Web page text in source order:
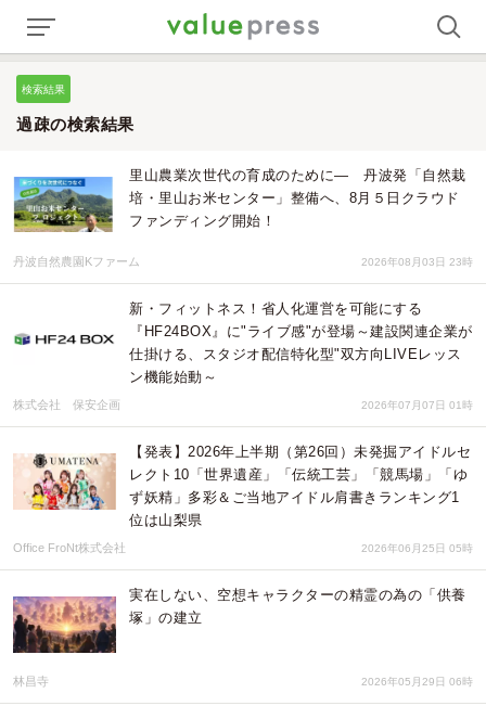
検索結果
過疎の検索結果
里山農業次世代の育成のために— 丹波発「自然栽
培・里山お米センター」整備へ、8月５日クラウド
ファンディング開始！
丹波自然農園Kファーム 2026年08月03日 23時
新・フィットネス！省人化運営を可能にする
『HF24BOX』に"ライブ感"が登場～建設関連企業が
仕掛ける、スタジオ配信特化型"双方向LIVEレッス
ン機能始動～
株式会社 保安企画 2026年07月07日 01時
【発表】2026年上半期（第26回）未発掘アイドルセ
レクト10「世界遺産」「伝統工芸」「競馬場」「ゆ
ず妖精」多彩＆ご当地アイドル肩書きランキング1
位は山梨県
Office FroNt株式会社 2026年06月25日 05時
実在しない、空想キャラクターの精霊の為の「供養
塚」の建立
林昌寺 2026年05月29日 06時